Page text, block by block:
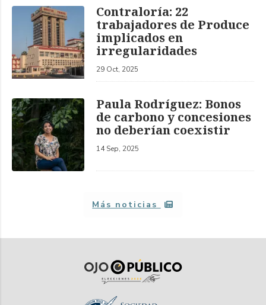
Contraloría: 22
trabajadores de Produce
implicados en
irregularidades
29 Oct, 2025
Paula Rodríguez: Bonos
de carbono y concesiones
no deberían coexistir
14 Sep, 2025
Más noticias